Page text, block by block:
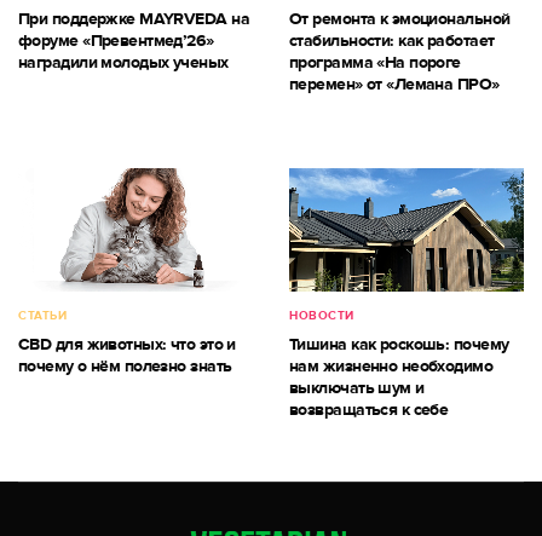
При поддержке MAYRVEDA на
форуме «Превентмед’26»
наградили молодых ученых
От ремонта к эмоциональной
стабильности: как работает
программа «На пороге
перемен» от «Лемана ПРО»
СТАТЬИ
CBD для животных: что это и
почему о нём полезно знать
НОВОСТИ
Тишина как роскошь: почему
нам жизненно необходимо
выключать шум и
возвращаться к себе